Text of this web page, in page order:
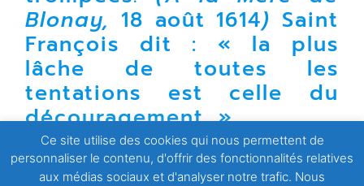
Blonay, 18 août 1614) Saint
François dit : « la plus
lâche de toutes les
tentations est celle du
découragement. »
Avec ton aide, Seigneur, je poserai des actes courageux
jusqu’à cette fin de carême. J’ai confiance en toi.
Ce site utilise des cookies qui nous permettent de
personnaliser le contenu, d'offrir des fonctionnalités relatives
aux médias sociaux et d'analyser notre trafic. Nous